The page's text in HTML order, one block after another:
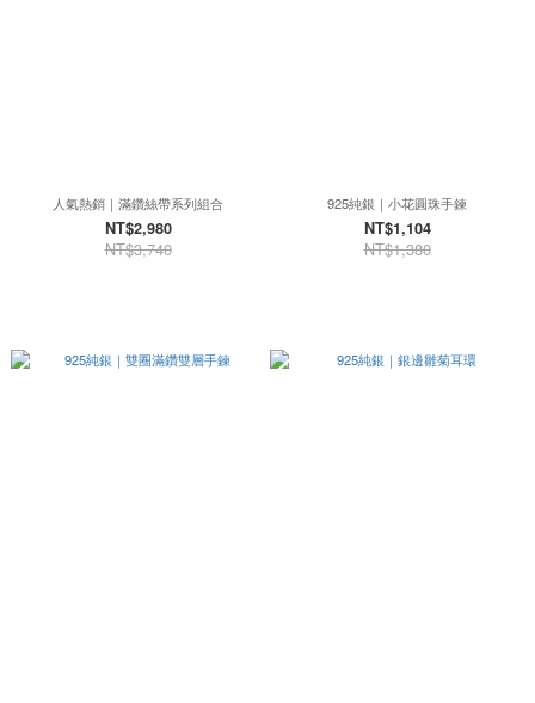
人氣熱銷｜滿鑽絲帶系列組合
NT$2,980
NT$3,740
925純銀｜小花圓珠手鍊
NT$1,104
NT$1,380